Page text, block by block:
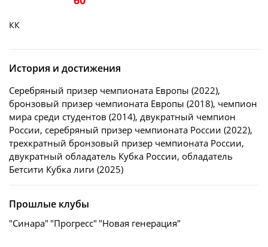
КК
История и достижения
Серебряный призер чемпионата Европы (2022),
бронзовый призер чемпионата Европы (2018), чемпион
мира среди студентов (2014), двукратный чемпион
России, серебряный призер чемпионата России (2022),
трехкратный бронзовый призер чемпионата России,
двукратный обладатель Кубка России, обладатель
Бетсити Кубка лиги (2025)
Прошлые клубы
"Синара" "Прогресс" "Новая генерация"